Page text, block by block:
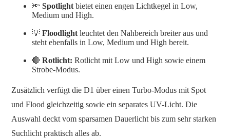
🔦Spotlight bietet einen engen Lichtkegel in Low,
Medium und High.
💡Floodlight leuchtet den Nahbereich breiter aus und
steht ebenfalls in Low, Medium und High bereit.
🔴Rotlicht: Rotlicht mit Low und High sowie einem
Strobe-Modus.
Zusätzlich verfügt die D1 über einen Turbo-Modus mit Spot
und Flood gleichzeitig sowie ein separates UV-Licht. Die
Auswahl deckt vom sparsamen Dauerlicht bis zum sehr starken
Suchlicht praktisch alles ab.